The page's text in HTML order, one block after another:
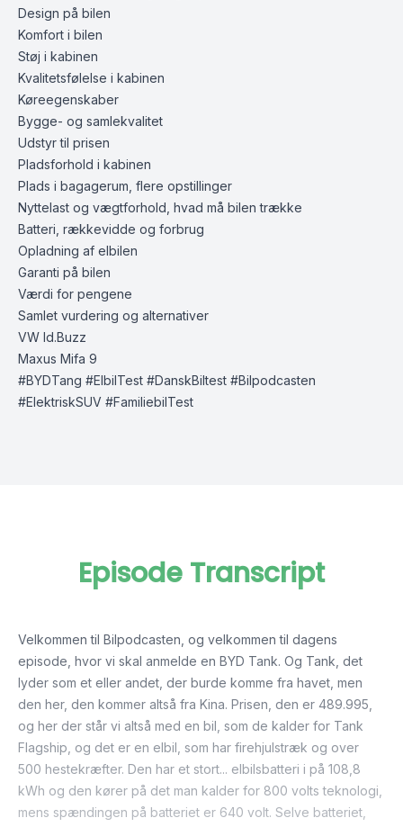
Design på bilen
Komfort i bilen
Støj i kabinen
Kvalitetsfølelse i kabinen
Køreegenskaber
Bygge- og samlekvalitet
Udstyr til prisen
Pladsforhold i kabinen
Plads i bagagerum, flere opstillinger
Nyttelast og vægtforhold, hvad må bilen trække
Batteri, rækkevidde og forbrug
Opladning af elbilen
Garanti på bilen
Værdi for pengene
Samlet vurdering og alternativer
VW Id.Buzz
Maxus Mifa 9
#BYDTang #ElbilTest #DanskBiltest #Bilpodcasten
#ElektriskSUV #FamiliebilTest
Episode Transcript